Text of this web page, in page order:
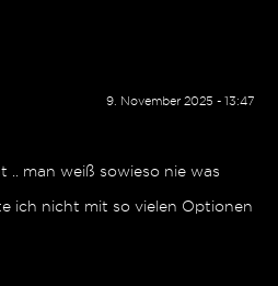
9. November 2025 - 13:47
.. man weiß sowieso nie was
ich nicht mit so vielen Optionen